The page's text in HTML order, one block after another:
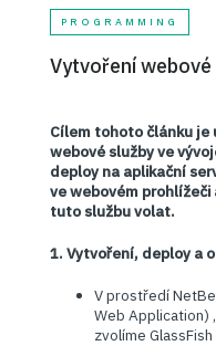
PROGRAMMING
Vytvoření
Cílem tohoto článku
webové služby ve
deploy na aplikační
ve webovém
tuto službu volat.
1. Vytvoření, deploy a
V prostředí
Web Application)
zvolíme